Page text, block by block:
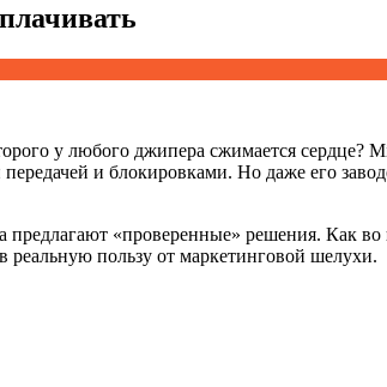
у любого джипера сжимается сердце?
и блокировками. Но даже его
«проверенные» решения. Как во
реальную пользу от маркетинговой шелухи.